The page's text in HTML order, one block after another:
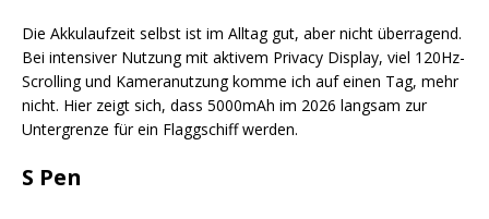
Die Akkulaufzeit selbst ist im Alltag gut, aber nicht überragend.
Bei intensiver Nutzung mit aktivem Privacy Display, viel 120Hz-
Scrolling und Kameranutzung komme ich auf einen Tag, mehr
nicht. Hier zeigt sich, dass 5000mAh im 2026 langsam zur
Untergrenze für ein Flaggschiff werden.
S Pen